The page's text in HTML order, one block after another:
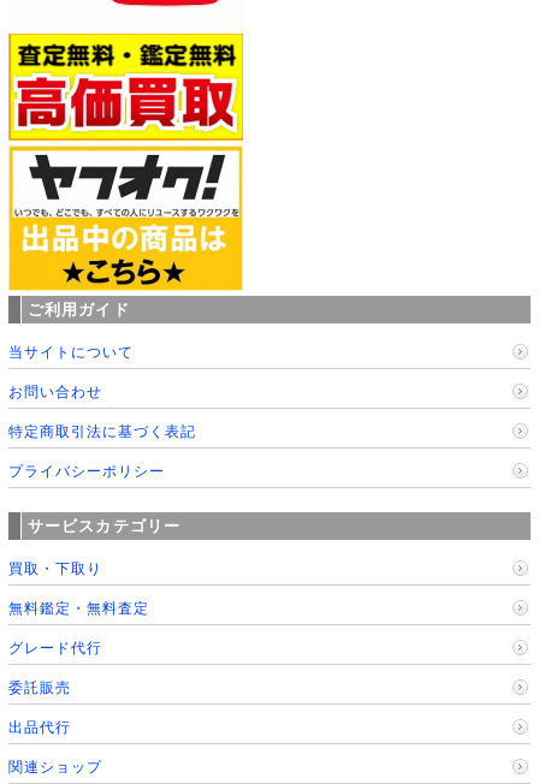
ご利用ガイド
当サイトについて
お問い合わせ
特定商取引法に基づく表記
プライバシーポリシー
サービスカテゴリー
買取・下取り
無料鑑定・無料査定
グレード代行
委託販売
出品代行
関連ショップ